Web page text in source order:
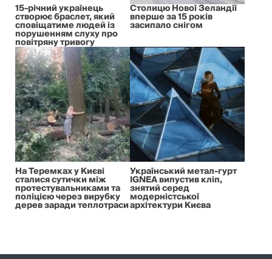
15-річний українець
створює браслет, який
сповіщатиме людей із
порушенням слуху про
повітряну тривогу
Столицю Нової Зеландії
вперше за 15 років
засипало снігом
На Теремках у Києві
сталися сутички між
протестувальниками та
поліцією через вирубку
дерев заради теплотраси
Український метал-гурт
IGNEA випустив кліп,
знятий серед
модерністської
архітектури Києва